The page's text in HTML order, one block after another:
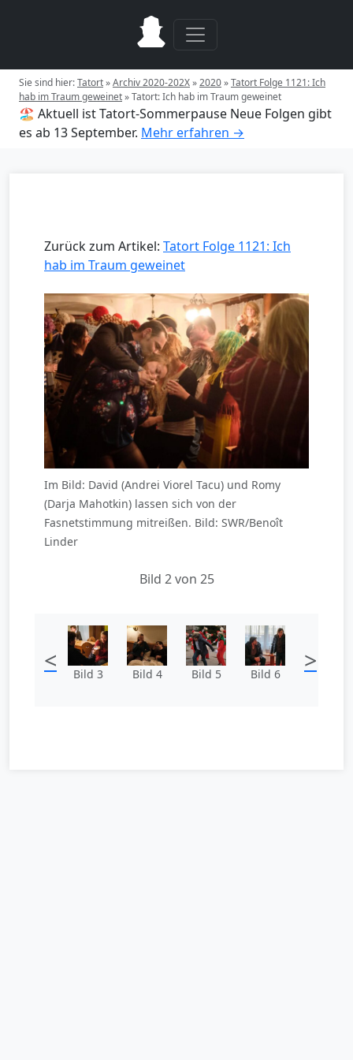
Sie sind hier:Tatort»Archiv 2020-202X»2020»Tatort Folge 1121: Ich
hab im Traum geweinet»Tatort: Ich hab im Traum geweinet
🏖️ Aktuell ist Tatort-Sommerpause Neue Folgen gibt
es ab 13 September. Mehr erfahren →
Zurück zum Artikel: Tatort Folge 1121: Ich
hab im Traum geweinet
Im Bild: David (Andrei Viorel Tacu) und Romy
(Darja Mahotkin) lassen sich von der
Fasnetstimmung mitreißen. Bild: SWR/Benoît
Linder
Bild 2 von 25
< Bild 3 Bild 4 Bild 5 Bild 6 >